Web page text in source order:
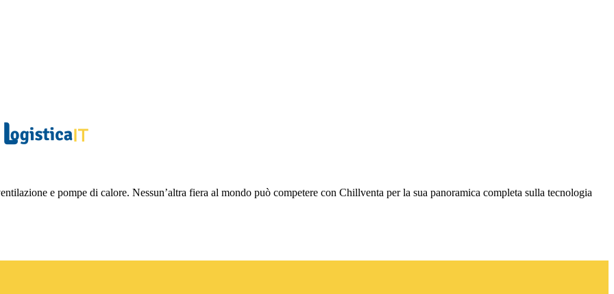
e pompe di calore. Nessun’altra fiera al mondo può competere con Chillventa per la sua panoramica completa sulla tecnologia